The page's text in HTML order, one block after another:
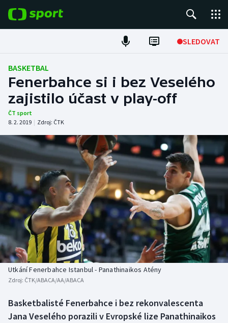
SLEDOVAT
Fotbal
Hokej
Tenis
Atletika
Cyklistika
DALŠÍ SPORTY
Americký fotbal
Baseball a softbal
Basketbal
Biatlon
Boby a skeleton
NEPŘEHLÉDNĚTE
Soutěže
Historické návraty
Aplikace ČT sport
AZ kvíz
BASKETBAL
Fenerbahce si i bez Veselého
zajistilo účast v play-off
ČT sport
8. 2. 2019 | Zdroj: ČTK
Utkání Fenerbahce Istanbul - Panathinaikos Atény
Zdroj: ČTK/ABACA/AA/ABACA
Basketbalisté Fenerbahce i bez rekonvalescenta
Jana Veselého porazili v Evropské lize Panathinaikos